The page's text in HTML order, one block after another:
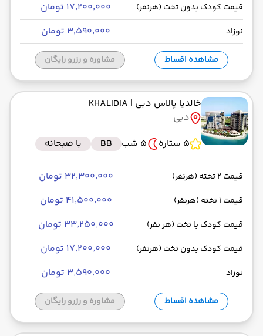
قیمت کودک بدون تخت (هرنفر) ۱۷٬۲۰۰٬۰۰۰ تومان
نوزاد ۳٬۵۹۰٬۰۰۰ تومان
مشاهده اقساط مشاوره و رزرو رایگان
خالدیا پالاس دبی | KHALIDIA
دبی
5 ستاره
5 شب BB با صبحانه
قیمت 2 تخته (هرنفر) ۳۲٬۳۰۰٬۰۰۰ تومان
قیمت 1 تخته (هرنفر) ۴۱٬۵۰۰٬۰۰۰ تومان
قیمت کودک با تخت (هر نفر) ۳۳٬۲۵۰٬۰۰۰ تومان
قیمت کودک بدون تخت (هرنفر) ۱۷٬۲۰۰٬۰۰۰ تومان
نوزاد ۳٬۵۹۰٬۰۰۰ تومان
مشاهده اقساط مشاوره و رزرو رایگان